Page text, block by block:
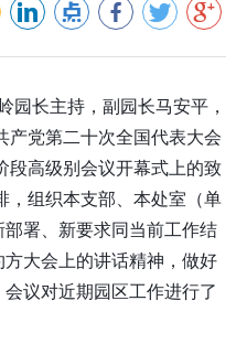
长主持，副园长马安平，
产党第二十次全国代表大会
段高级别会议开幕式上的致
，组织本支部、本处室（单
署、新要求同当前工作结
大会上的讲话精神，做好
议对近期园区工作进行了